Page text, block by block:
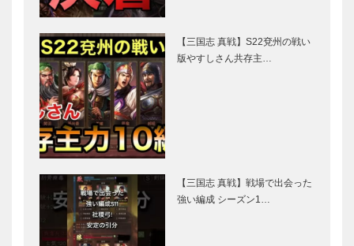
【三国志 真戦】S22兗州の戦い
版やすしさん共存主…
【三国志 真戦】戦場で出会った
強い編成 シーズン1…